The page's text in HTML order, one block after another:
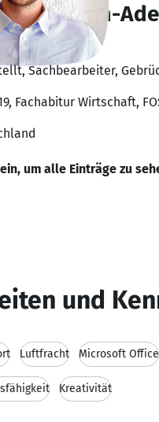
Russwurm-
munter. 🥦
Sachbearbeiter,
Fachabitur Wirtschaft,
um alle Einträge zu
und
Luftfracht Microsoft Office
Kreativität